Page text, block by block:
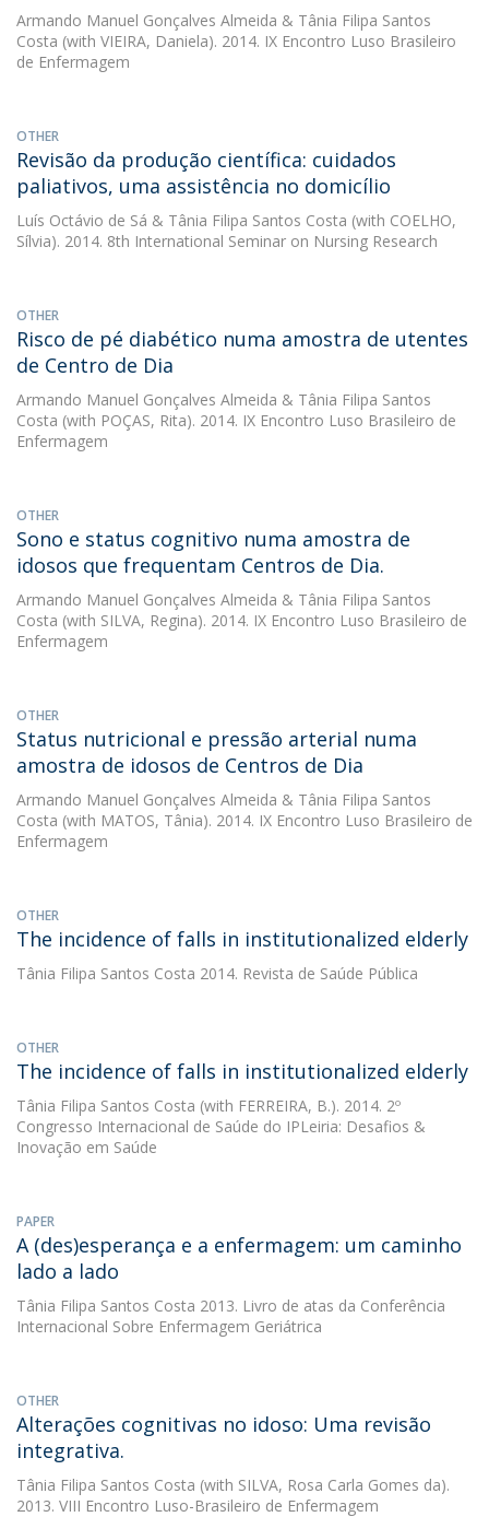
Armando Manuel Gonçalves Almeida & Tânia Filipa Santos
Costa (with VIEIRA, Daniela). 2014. IX Encontro Luso Brasileiro
de Enfermagem
OTHER
Revisão da produção científica: cuidados
paliativos, uma assistência no domicílio
Luís Octávio de Sá & Tânia Filipa Santos Costa (with COELHO,
Sílvia). 2014. 8th International Seminar on Nursing Research
OTHER
Risco de pé diabético numa amostra de utentes
de Centro de Dia
Armando Manuel Gonçalves Almeida & Tânia Filipa Santos
Costa (with POÇAS, Rita). 2014. IX Encontro Luso Brasileiro de
Enfermagem
OTHER
Sono e status cognitivo numa amostra de
idosos que frequentam Centros de Dia.
Armando Manuel Gonçalves Almeida & Tânia Filipa Santos
Costa (with SILVA, Regina). 2014. IX Encontro Luso Brasileiro de
Enfermagem
OTHER
Status nutricional e pressão arterial numa
amostra de idosos de Centros de Dia
Armando Manuel Gonçalves Almeida & Tânia Filipa Santos
Costa (with MATOS, Tânia). 2014. IX Encontro Luso Brasileiro de
Enfermagem
OTHER
The incidence of falls in institutionalized elderly
Tânia Filipa Santos Costa 2014. Revista de Saúde Pública
OTHER
The incidence of falls in institutionalized elderly
Tânia Filipa Santos Costa (with FERREIRA, B.). 2014. 2º
Congresso Internacional de Saúde do IPLeiria: Desafios &
Inovação em Saúde
PAPER
A (des)esperança e a enfermagem: um caminho
lado a lado
Tânia Filipa Santos Costa 2013. Livro de atas da Conferência
Internacional Sobre Enfermagem Geriátrica
OTHER
Alterações cognitivas no idoso: Uma revisão
integrativa.
Tânia Filipa Santos Costa (with SILVA, Rosa Carla Gomes da).
2013. VIII Encontro Luso-Brasileiro de Enfermagem